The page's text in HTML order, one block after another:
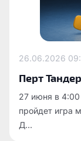
26.06.2026
Перт
27 июня в 4:00
пройдет игра
Д...